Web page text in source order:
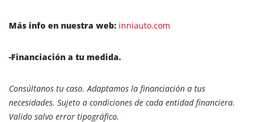
Más info en nuestra web: inniauto.com
-Financiación a tu medida.
Consúltanos tu caso. Adaptamos la financiación a tus
necesidades. Sujeto a condiciones de cada entidad financiera.
Valido salvo error tipográfico.